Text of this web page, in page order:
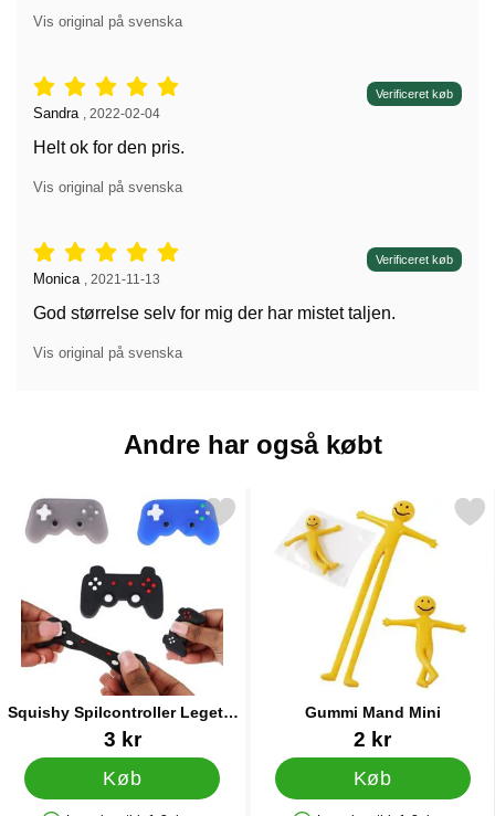
Vis original på svenska
Anmeldelser: 5 stjerne af 5, Verificeret køb
Anmeldelser af:
Sandra 2022-02-04
Helt ok for den pris.
Vis original på svenska
Anmeldelser: 5 stjerne af 5, Verificeret køb
Anmeldelser af:
Monica 2021-11-13
God størrelse selv for mig der har mistet taljen.
Vis original på svenska
Andre har også købt
Squishy Spilcontroller Legetøj
5 cm
Varenr 915343 kr
Køb
Markér squishy Spilcontroller Legetøj 5 cm som favorit
Gummi Mand Mini
Varenr 124832 kr
Køb
Markér gummi Mand